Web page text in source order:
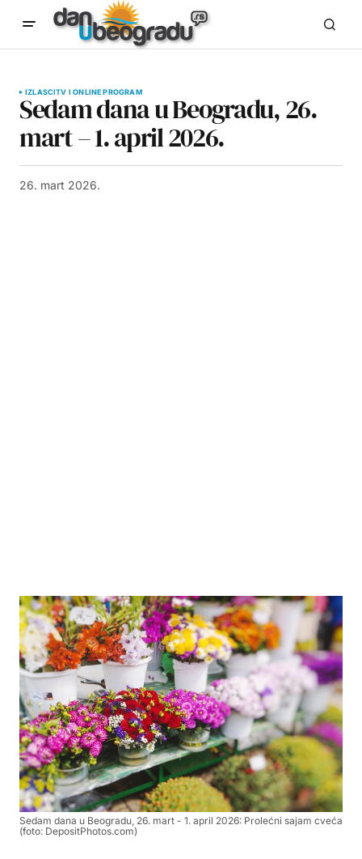
IZLASCITV I ONLINE PROGRAM
Sedam dana u Beogradu, 26.
mart – 1. april 2026.
26. mart 2026.
Sedam dana u Beogradu, 26. mart - 1. april 2026: Prolećni sajam cveća
(foto: DepositPhotos.com)